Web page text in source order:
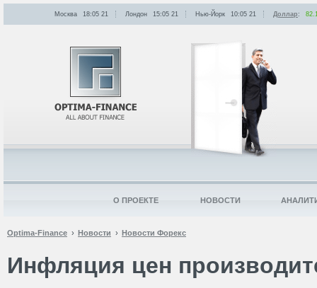
Optima-Finance Новости Новости Форекс
Инфляция цен
Москва 18:05 21 Лондон 15:05 21 Нью-Йорк 10:05 21 Доллар:
О ПРОЕКТЕ НОВОСТИ